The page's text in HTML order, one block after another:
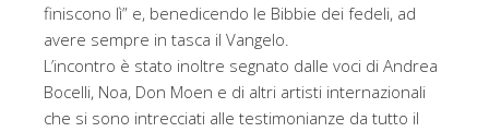
finiscono lì” e, benedicendo le Bibbie dei fedeli, ad
avere sempre in tasca il Vangelo.
L’incontro è stato inoltre segnato dalle voci di Andrea
Bocelli, Noa, Don Moen e di altri artisti internazionali
che si sono intrecciati alle testimonianze da tutto il